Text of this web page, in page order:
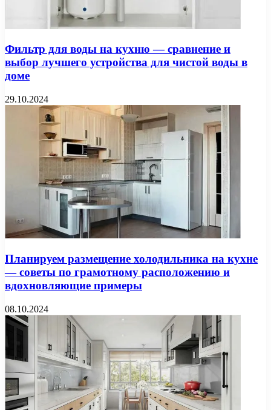
Фильтр для воды на кухню — сравнение и
выбор лучшего устройства для чистой воды в
доме
29.10.2024
Планируем размещение холодильника на кухне
— советы по грамотному расположению и
вдохновляющие примеры
08.10.2024